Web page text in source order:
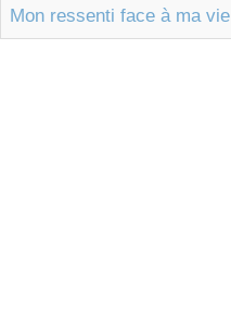
Mon ressenti face à ma vie